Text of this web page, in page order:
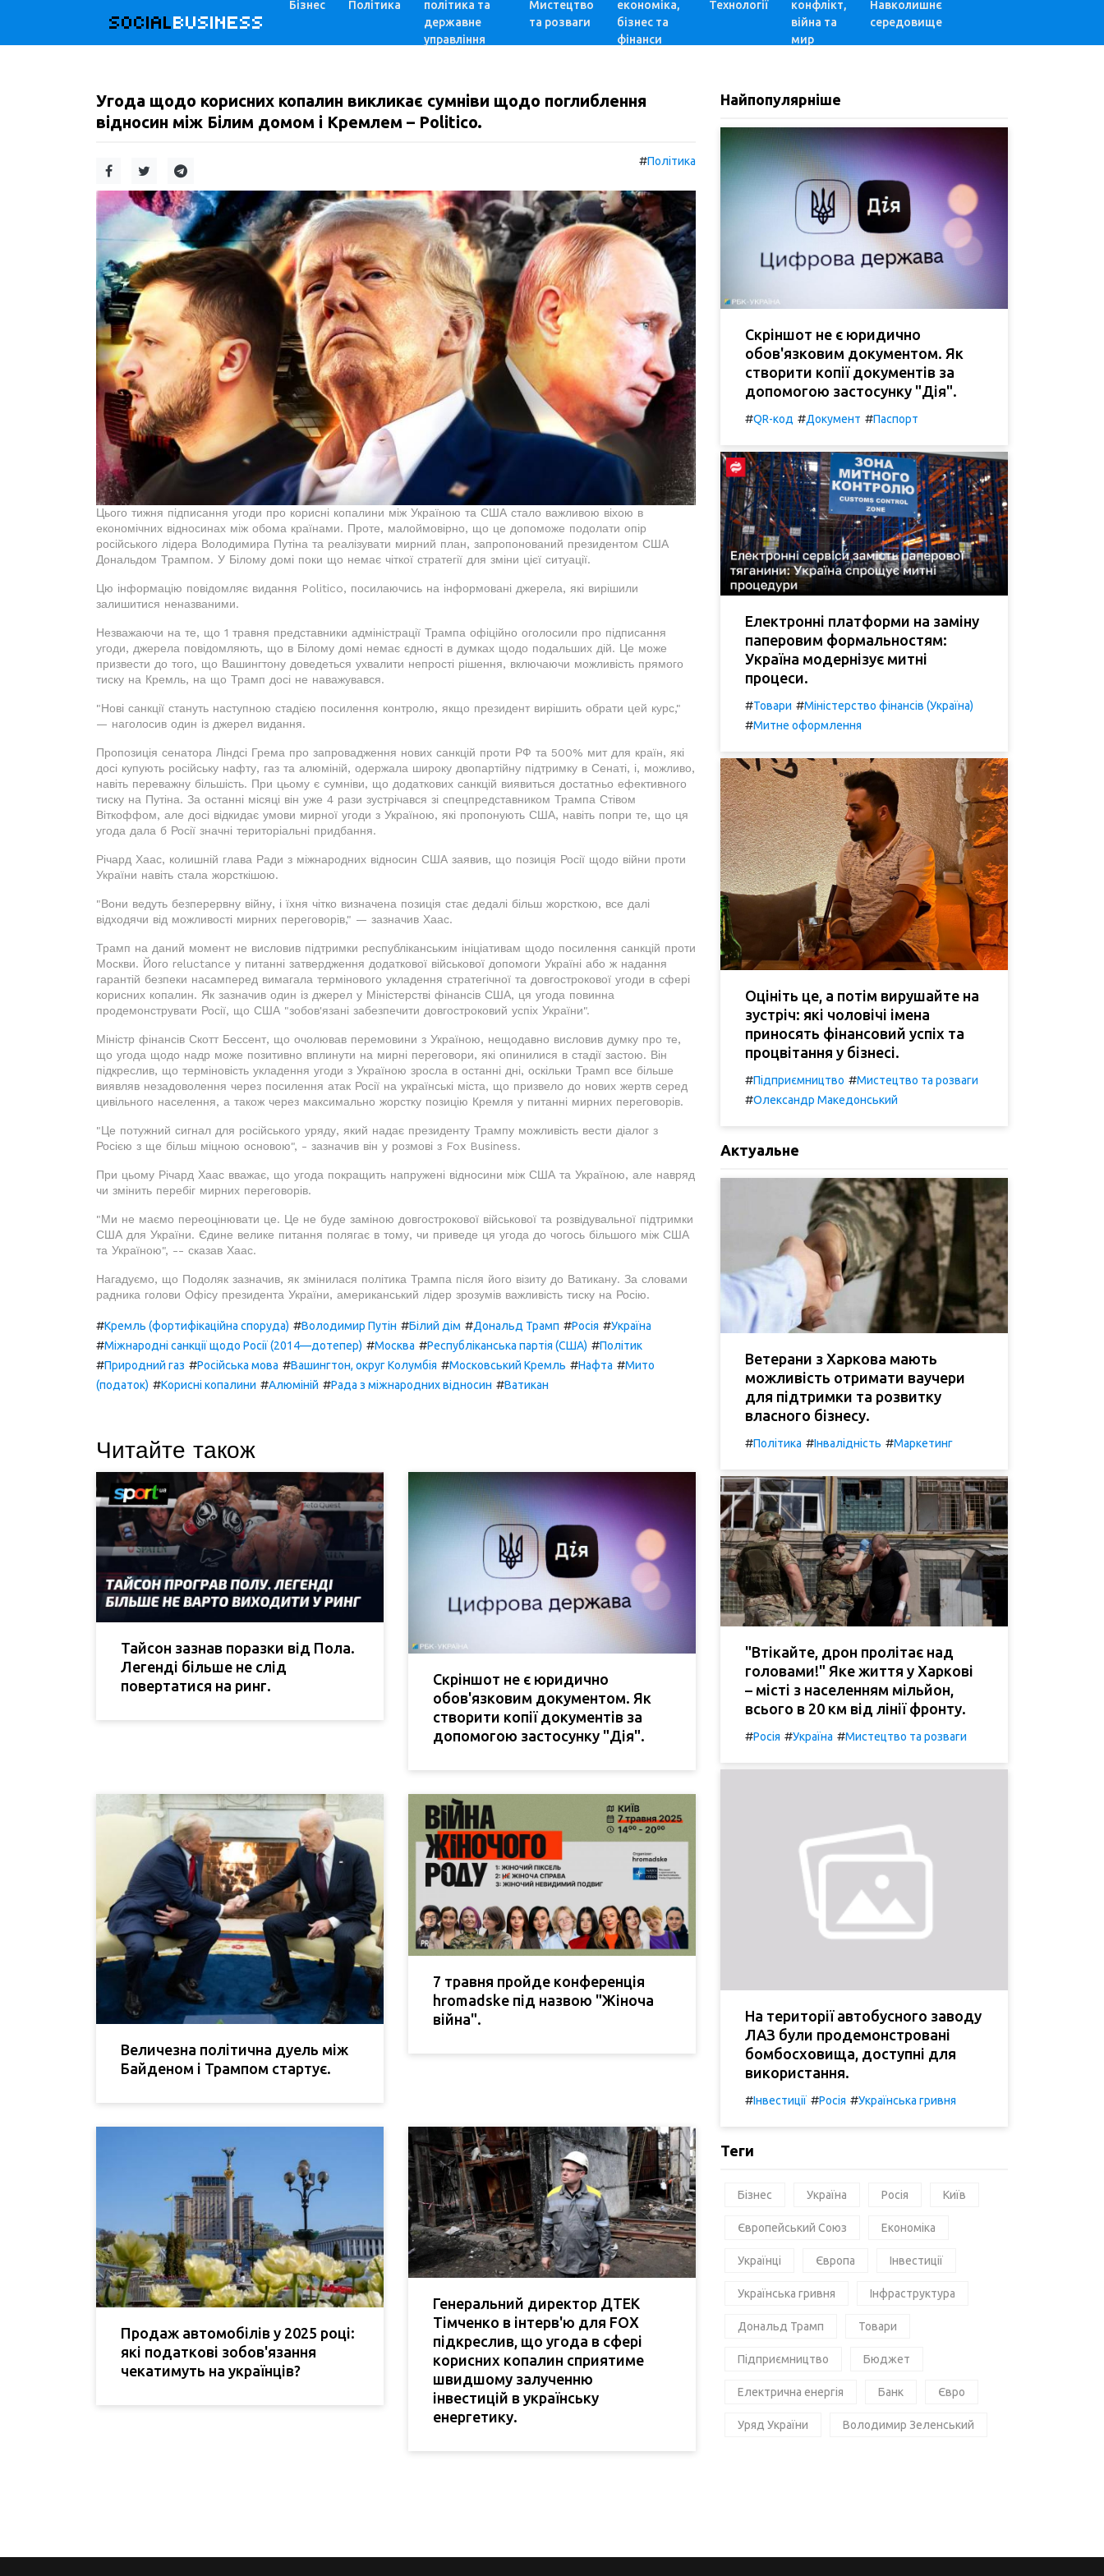
SOCIALBUSINESS
Бізнес Політика
політика та
державне
управління
Мистецтво
та розваги
економіка,
бізнес та
фінанси
Технології
конфлікт,
війна та
мир
Навколишнє
середовище
Угода щодо корисних копалин викликає сумніви щодо поглиблення
відносин між Білим домом і Кремлем – Politico.
#Політика
Цього тижня підписання угоди про корисні копалини між Україною та США стало важливою віхою в
економічних відносинах між обома країнами. Проте, малоймовірно, що це допоможе подолати опір
російського лідера Володимира Путіна та реалізувати мирний план, запропонований президентом США
Дональдом Трампом. У Білому домі поки що немає чіткої стратегії для зміни цієї ситуації.
Цю інформацію повідомляє видання Politico, посилаючись на інформовані джерела, які вирішили
залишитися неназваними.
Незважаючи на те, що 1 травня представники адміністрації Трампа офіційно оголосили про підписання
угоди, джерела повідомляють, що в Білому домі немає єдності в думках щодо подальших дій. Це може
призвести до того, що Вашингтону доведеться ухвалити непрості рішення, включаючи можливість прямого
тиску на Кремль, на що Трамп досі не наважувався.
"Нові санкції стануть наступною стадією посилення контролю, якщо президент вирішить обрати цей курс,"
— наголосив один із джерел видання.
Пропозиція сенатора Ліндсі Грема про запровадження нових санкцій проти РФ та 500% мит для країн, які
досі купують російську нафту, газ та алюміній, одержала широку двопартійну підтримку в Сенаті, і, можливо,
навіть переважну більшість. При цьому є сумніви, що додаткових санкцій виявиться достатньо ефективного
тиску на Путіна. За останні місяці він уже 4 рази зустрічався зі спецпредставником Трампа Стівом
Віткоффом, але досі відкидає умови мирної угоди з Україною, які пропонують США, навіть попри те, що ця
угода дала б Росії значні територіальні придбання.
Річард Хаас, колишній глава Ради з міжнародних відносин США заявив, що позиція Росії щодо війни проти
України навіть стала жорсткішою.
"Вони ведуть безперервну війну, і їхня чітко визначена позиція стає дедалі більш жорсткою, все далі
відходячи від можливості мирних переговорів," — зазначив Хаас.
Трамп на даний момент не висловив підтримки республіканським ініціативам щодо посилення санкцій проти
Москви. Його reluctance у питанні затвердження додаткової військової допомоги Україні або ж надання
гарантій безпеки насамперед вимагала термінового укладення стратегічної та довгострокової угоди в сфері
корисних копалин. Як зазначив один із джерел у Міністерстві фінансів США, ця угода повинна
продемонструвати Росії, що США "зобов'язані забезпечити довгостроковий успіх України".
Міністр фінансів Скотт Бессент, що очолював перемовини з Україною, нещодавно висловив думку про те,
що угода щодо надр може позитивно вплинути на мирні переговори, які опинилися в стадії застою. Він
підкреслив, що терміновість укладення угоди з Україною зросла в останні дні, оскільки Трамп все більше
виявляв незадоволення через посилення атак Росії на українські міста, що призвело до нових жертв серед
цивільного населення, а також через максимально жорстку позицію Кремля у питанні мирних переговорів.
"Це потужний сигнал для російського уряду, який надає президенту Трампу можливість вести діалог з
Росією з ще більш міцною основою", - зазначив він у розмові з Fox Business.
При цьому Річард Хаас вважає, що угода покращить напружені відносини між США та Україною, але навряд
чи змінить перебіг мирних переговорів.
"Ми не маємо переоцінювати це. Це не буде заміною довгострокової військової та розвідувальної підтримки
США для України. Єдине велике питання полягає в тому, чи приведе ця угода до чогось більшого між США
та Україною", -- сказав Хаас.
Нагадуємо, що Подоляк зазначив, як змінилася політика Трампа після його візиту до Ватикану. За словами
радника голови Офісу президента України, американський лідер зрозумів важливість тиску на Росію.
#Кремль (фортифікаційна споруда) #Володимир Путін #Білий дім #Дональд Трамп #Росія #Україна
#Міжнародні санкції щодо Росії (2014—дотепер) #Москва #Республіканська партія (США) #Політик
#Природний газ #Російська мова #Вашингтон, округ Колумбія #Московський Кремль #Нафта #Мито
(податок) #Корисні копалини #Алюміній #Рада з міжнародних відносин #Ватикан
Читайте також
Тайсон зазнав поразки від Пола.
Легенді більше не слід
повертатися на ринг.
Скріншот не є юридично
обов'язковим документом. Як
створити копії документів за
допомогою застосунку "Дія".
Величезна політична дуель між
Байденом і Трампом стартує.
7 травня пройде конференція
hromadske під назвою "Жіноча
війна".
Продаж автомобілів у 2025 році:
які податкові зобов'язання
чекатимуть на українців?
Генеральний директор ДТЕК
Тімченко в інтерв'ю для FOX
підкреслив, що угода в сфері
корисних копалин сприятиме
швидшому залученню
інвестицій в українську
енергетику.
Найпопулярніше
Скріншот не є юридично
обов'язковим документом. Як
створити копії документів за
допомогою застосунку "Дія".
#QR-код #Документ #Паспорт
Електронні платформи на заміну
паперовим формальностям:
Україна модернізує митні
процеси.
#Товари #Міністерство фінансів (Україна)
#Митне оформлення
Оцініть це, а потім вирушайте на
зустріч: які чоловічі імена
приносять фінансовий успіх та
процвітання у бізнесі.
#Підприємництво #Мистецтво та розваги
#Олександр Македонський
Актуальне
Ветерани з Харкова мають
можливість отримати ваучери
для підтримки та розвитку
власного бізнесу.
#Політика #Інвалідність #Маркетинг
"Втікайте, дрон пролітає над
головами!" Яке життя у Харкові
– місті з населенням мільйон,
всього в 20 км від лінії фронту.
#Росія #Україна #Мистецтво та розваги
На території автобусного заводу
ЛАЗ були продемонстровані
бомбосховища, доступні для
використання.
#Інвестиції #Росія #Українська гривня
Теги
Бізнес Україна Росія Київ
Європейський Союз Економіка
Українці Європа Інвестиції
Українська гривня Інфраструктура
Дональд Трамп Товари
Підприємництво Бюджет
Електрична енергія Банк Євро
Уряд України Володимир Зеленський